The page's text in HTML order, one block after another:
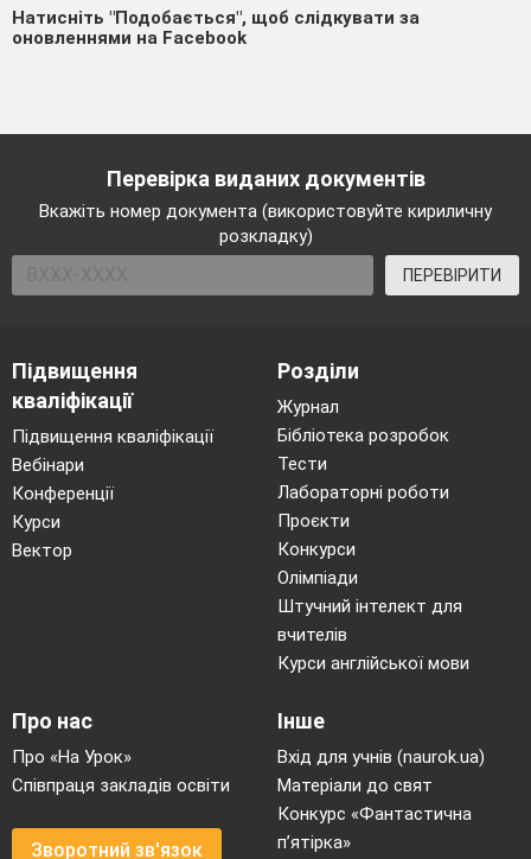
Натисніть "Подобається", щоб слідкувати за
оновленнями на Facebook
Перевірка виданих документів
Вкажіть номер документа (використовуйте кириличну
розкладку)
ПЕРЕВІРИТИ
Підвищення
кваліфікації
Підвищення кваліфікації
Вебінари
Конференції
Курси
Вектор
Розділи
Журнал
Бібліотека розробок
Тести
Лабораторні роботи
Проєкти
Конкурси
Олімпіади
Штучний інтелект для
вчителів
Курси англійської мови
Про нас
Про «На Урок»
Співпраця закладів освіти
Зворотний зв'язок
Інше
Вхід для учнів (naurok.ua)
Матеріали до свят
Конкурс «Фантастична
п’ятірка»